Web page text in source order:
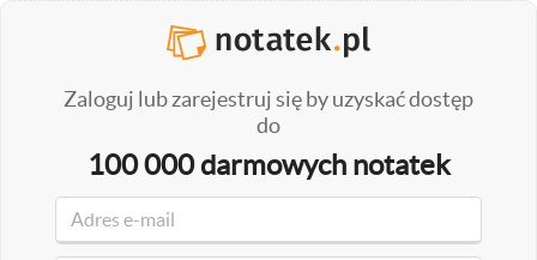
Zaloguj lub zarejestruj się by uzyskać dostęp
do
100 000 darmowych notatek